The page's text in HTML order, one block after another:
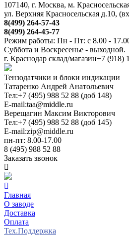
107140, г. Москва, м.
ул. Верхняя Красносельская д.10,
8(499) 264-57-43
8(499) 264-45-77
Режим работы: Пн - Пт: с 8.00 -
Суббота и Воскресенье - выходной.
г. Краснодар склад/магазин+7 (918)
Тензодатчики и блоки индикации
Татаренко Андрей Анатольевич
Тел:+7 (495) 988 52 88 (доб 148)
E-mail:taa@middle.ru
Верещагин Максим Викторович
Тел:+7 (495) 988 52 88 (доб 145)
E-mail:zip@middle.ru
пн-пт: 8.00-17.00
8 (495) 988 52 88
Заказать звонок
Главная
О заводе
Доставка
Оплата
Тех.Поддержка